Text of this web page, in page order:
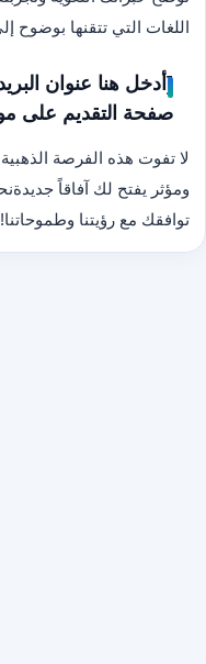
اللغات التي تتقنها بوضوح
[أدخل هنا عنوان
صفحة التقديم على
لا تفوت هذه الفرصة
ومؤثر يفتح لك آفاقاً جديدة
توافقك مع رؤيتنا وطموحاتنا!